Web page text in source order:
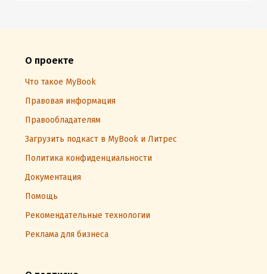
О проекте
Что такое MyBook
Правовая информация
Правообладателям
Загрузить подкаст в MyBook и Литрес
Политика конфиденциальности
Документация
Помощь
Рекомендательные технологии
Реклама для бизнеса